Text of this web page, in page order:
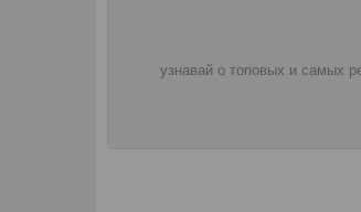
узнавай о топовых и самых